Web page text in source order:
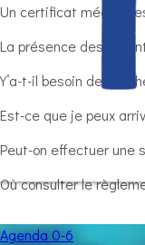
Un certificat médical
La présence des
Y’a-t-il besoin de
Est-ce que je peux
Peut-on effectuer une
Où consulter le
Agenda 0-6